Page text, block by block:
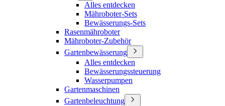
Alles entdecken
Mähroboter-Sets
Bewässerungs-Sets
Rasenmähroboter
Mähroboter-Zubehör
Gartenbewässerung
Alles entdecken
Bewässerungssteuerung
Wasserpumpen
Gartenmaschinen
Gartenbeleuchtung